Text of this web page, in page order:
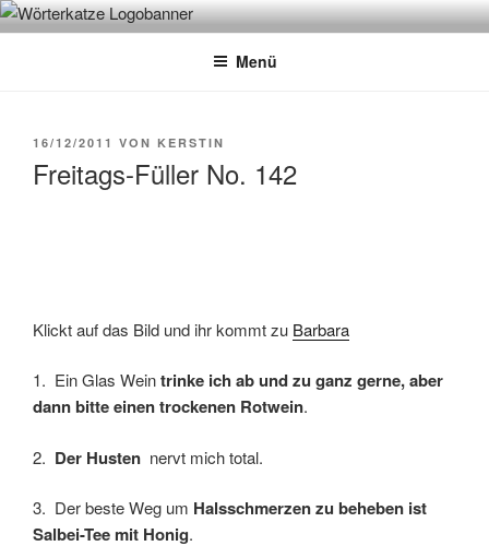
Zum
InhaltWÖRTERKATZE
Von Büchern erzählen
Menü
VERÖFFENTLICHT
16/12/2011 VON KERSTIN
Freitags-Füller No. 142
Klickt auf das Bild und ihr kommt zu Barbara
1. Ein Glas Weintrinke ich ab und zu ganz gerne, aber
dann bitte einen trockenen Rotwein.
2. Der Husten nervt mich total.
3. Der beste Weg um Halsschmerzen zu beheben ist
Salbei-Tee mit Honig.